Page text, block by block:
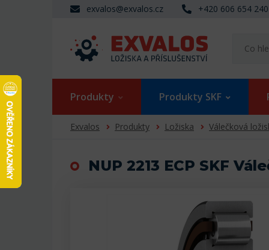
exvalos@exvalos.cz +420 606 654 240
Produkty Produkty SKF
Exvalos Produkty Ložiska Válečková
NUP 2213 ECP SKF